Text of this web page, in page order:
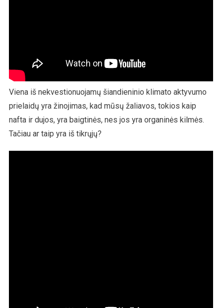
Viena iš nekvestionuojamų šiandieninio klimato aktyvumo
prielaidų yra žinojimas, kad mūsų žaliavos, tokios kaip
nafta ir dujos, yra baigtinės, nes jos yra organinės kilmės.
Tačiau ar taip yra iš tikrųjų?